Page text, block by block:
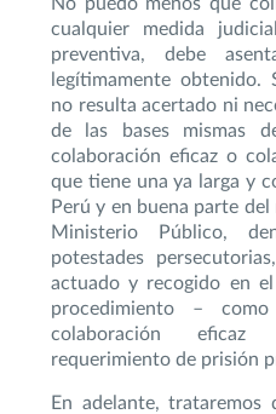
cualquier medida
preventiva, debe
legítimamente obtenido.
no resulta acertado ni
de las bases mismas
colaboración eficaz o
que tiene una ya larga y
Perú y en buena parte
Ministerio Público,
potestades
actuado y recogido en
procedimiento –
colaboración
requerimiento de prisión
En adelante,